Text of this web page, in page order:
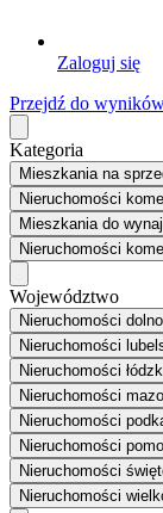
Zaloguj się
Przejdź do
Kategoria
Mieszkaniana
Nieruchomości
Mieszkaniado
Nieruchomości
Województwo
Nieruchomości
Nieruchomości
Nieruchomości
Nieruchomości
Nieruchomości
Nieruchomości
Nieruchomości
Nieruchomości